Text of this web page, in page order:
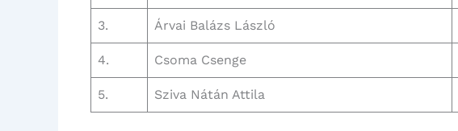
3. Árvai Balázs László
4. Csoma Csenge
5. Sziva Nátán Attila